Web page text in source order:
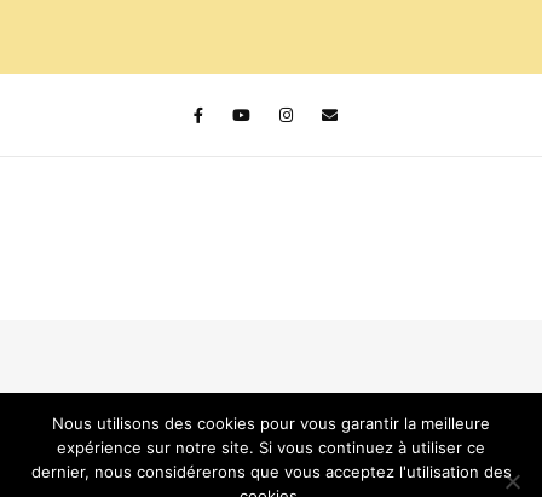
Nous utilisons des cookies pour vous garantir la meilleure
expérience sur notre site. Si vous continuez à utiliser ce
dernier, nous considérerons que vous acceptez l'utilisation des